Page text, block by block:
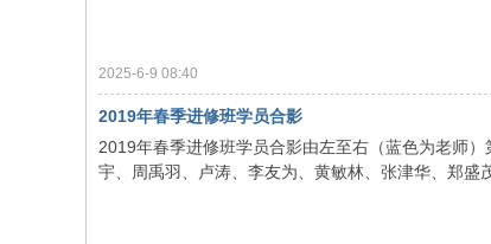
2025-6-9 08:40
2019年春季进修班学员合影
2019年春季进修班学员合影由左至右（蓝色为老师
宇、周禹羽、卢涛、李友为、黄敏林、张津华、郑盛